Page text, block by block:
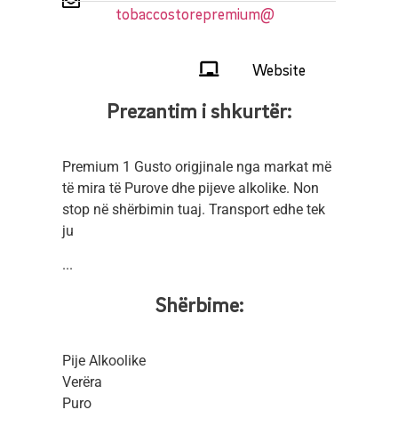
tobaccostorepremium@
Website
Prezantim i shkurtër:
Premium 1 Gusto origjinale nga markat më
të mira të Purove dhe pijeve alkolike. Non
stop në shërbimin tuaj. Transport edhe tek
ju
...
Shërbime:
Pije Alkoolike
Verëra
Puro